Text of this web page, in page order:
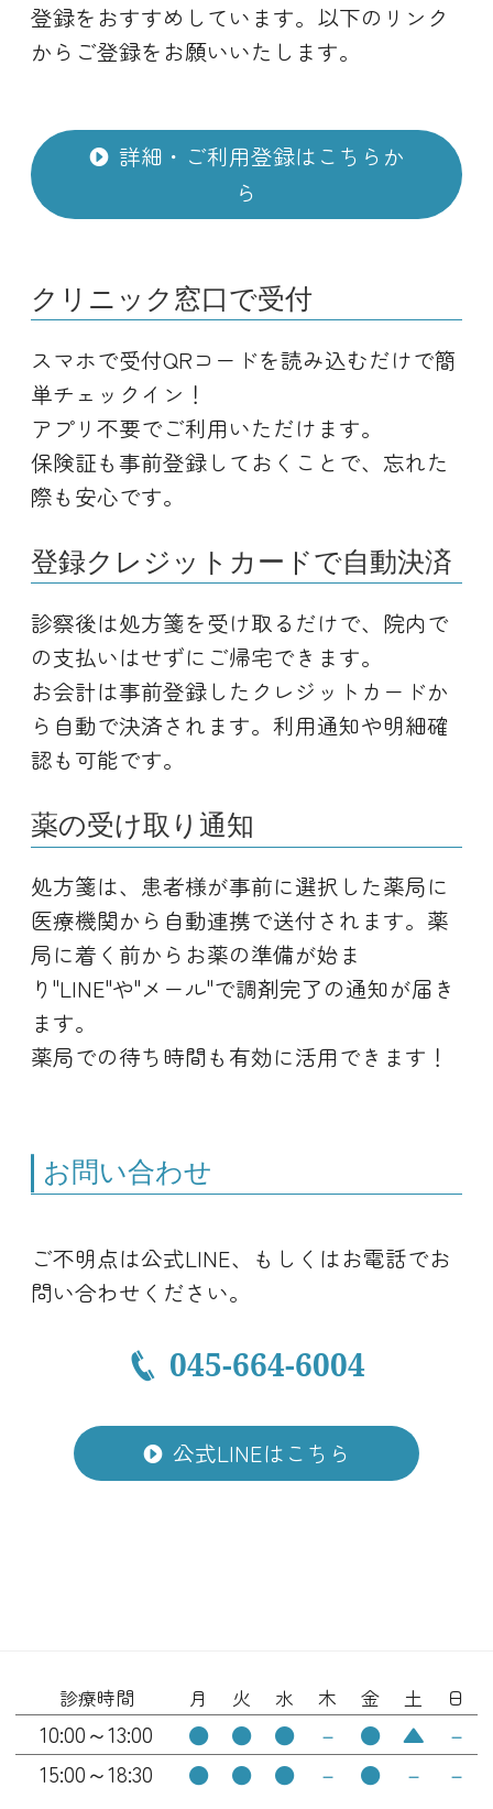
登録をおすすめしています。以下のリンク
からご登録をお願いいたします。
詳細・ご利用登録はこちらか
ら
クリニック窓口で受付
スマホで受付QRコードを読み込むだけで簡
単チェックイン！
アプリ不要でご利用いただけます。
保険証も事前登録しておくことで、忘れた
際も安心です。
登録クレジットカードで自動決済
診察後は処方箋を受け取るだけで、院内で
の支払いはせずにご帰宅できます。
お会計は事前登録したクレジットカードか
ら自動で決済されます。利用通知や明細確
認も可能です。
薬の受け取り通知
処方箋は、患者様が事前に選択した薬局に
医療機関から自動連携で送付されます。薬
局に着く前からお薬の準備が始ま
り"LINE"や"メール"で調剤完了の通知が届き
ます。
薬局での待ち時間も有効に活用できます！
お問い合わせ
ご不明点は公式LINE、もしくはお電話でお
問い合わせください。
045-664-6004
公式LINEはこちら
診療時間 月 火 水 木 金 土 日
10:00～13:00 ● ● ● － ● ▲
－
15:00～18:30
● ● ● － ● － －